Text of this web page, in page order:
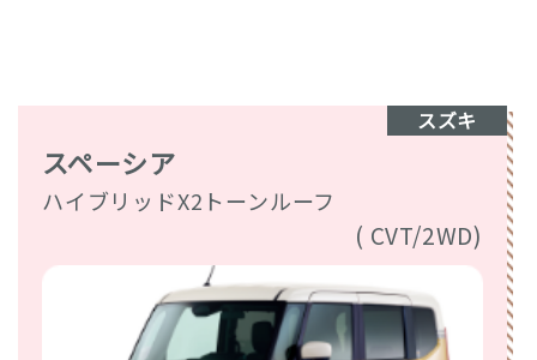
スズキ
スペーシア
ハイブリッドX2トーンルーフ
( CVT/2WD)